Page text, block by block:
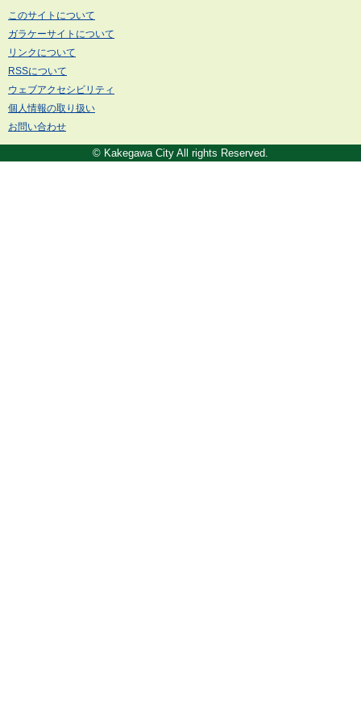
このサイトについて
ガラケーサイトについて
リンクについて
RSSについて
ウェブアクセシビリティ
個人情報の取り扱い
お問い合わせ
© Kakegawa City All rights Reserved.